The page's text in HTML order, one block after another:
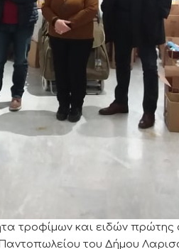
τροφίμων και ειδών
του Δήμου